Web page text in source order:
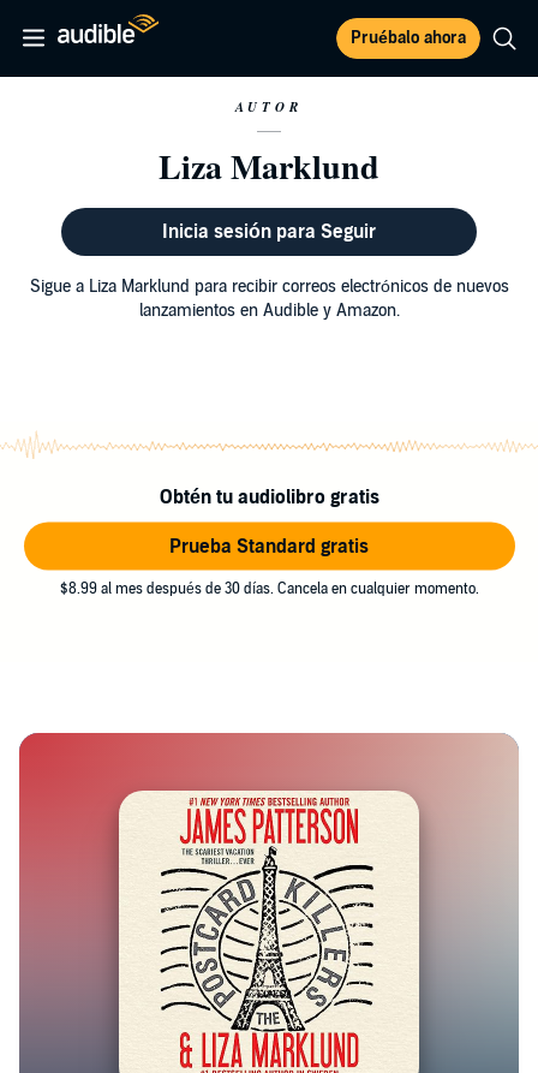
Pruébalo ahora
AUTOR
Liza Marklund
Inicia sesión para Seguir
Sigue a Liza Marklund para recibir correos electrónicos de nuevos
lanzamientos en Audible y Amazon.
Obtén tu audiolibro gratis
Prueba Standard gratis
$8.99 al mes después de 30 días. Cancela en cualquier momento.